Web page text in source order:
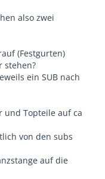
also zwei
(Festgurten)
stehen?
ein SUB nach
und Topteile auf ca
von den subs
auf die